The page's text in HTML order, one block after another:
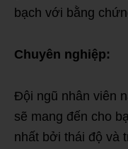
bạch với bằng
Chuyên nghiệp:
Đội ngũ nhân viên
sẽ mang đến cho
nhất bởi thái độ và